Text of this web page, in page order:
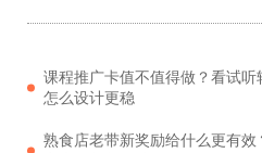
课程推广卡值不值得做？看试听
怎么设计更稳
熟食店老带新奖励给什么更有效